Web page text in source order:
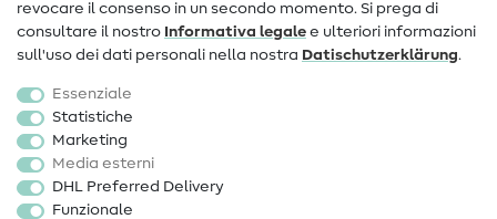
Popolare
Accessori cucito
Sale
revocare il consenso in un secondo momento. Si prega di
consultare il nostro Informativa legale e ulteriori informazioni
sull'uso dei dati personali nella nostra Dati­schutz­erklärung.
Essenziale
Statistiche
Marketing
Media esterni
DHL Preferred Delivery
Funzionale